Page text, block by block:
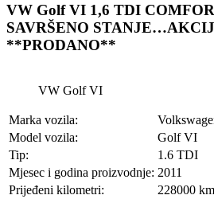
VW Golf VI 1,6 TDI
SAVRŠENO
**PRODANO**
VW Golf VI
Marka vozila:
Model vozila:
Golf VI
Tip:
1.6 TDI
Mjesec i godina proizvodnje: 2011
Prijeđeni kilometri:
228000 km